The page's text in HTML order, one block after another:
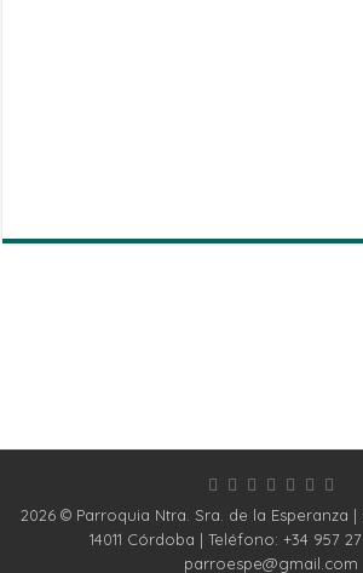
2026 © Parroquia Ntra. Sra. de la Esperanza |
14011 Córdoba | Teléfono: +34 957
parroespe@gmail.com